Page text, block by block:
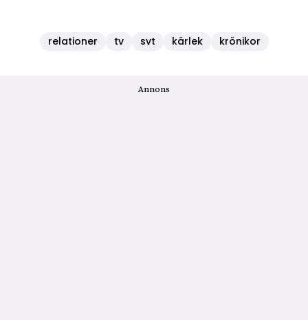
relationer tv svt kärlek krönikor
Annons